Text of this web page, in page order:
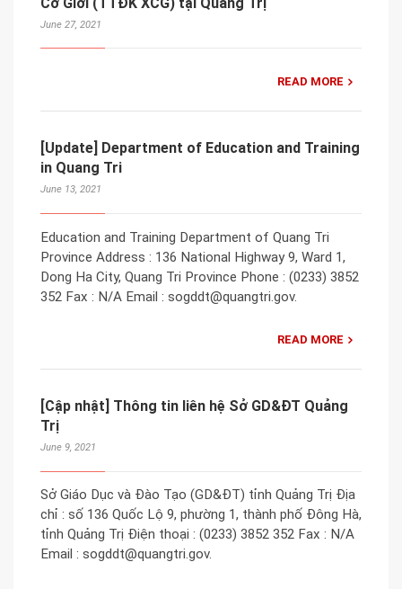
June 27, 2021
READ MORE
[Update] Department of Education and Training
in Quang Tri
June 13, 2021
Education and Training Department of Quang Tri
Province Address : 136 National Highway 9, Ward 1,
Dong Ha City, Quang Tri Province Phone : (0233) 3852
352 Fax : N/A Email : sogddt@quangtri.gov.
READ MORE
[Cập nhật] Thông tin liên hệ Sở GD&ĐT Quảng
Trị
June 9, 2021
Sở Giáo Dục và Đào Tạo (GD&ĐT) tỉnh Quảng Trị Địa
chỉ : số 136 Quốc Lộ 9, phường 1, thành phố Đông Hà,
tỉnh Quảng Trị Điện thoại : (0233) 3852 352 Fax : N/A
Email : sogddt@quangtri.gov.